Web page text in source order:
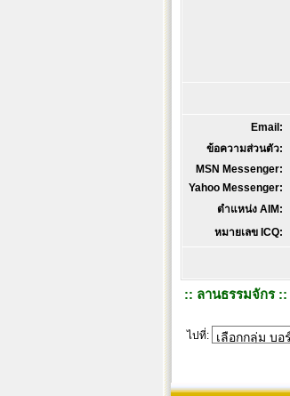
Email:
ข้อความส่วนตัว:
MSN Messenger:
Yahoo Messenger:
ตำแหน่ง AIM:
หมายเลข ICQ:
:: ลานธรรมจักร ::
ไปที่: